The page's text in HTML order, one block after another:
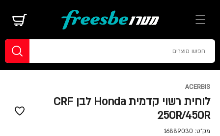
ACERBIS
לוחית רשוי קדמית Honda לבן CRF
250R/450R
מק"ט: 16889030